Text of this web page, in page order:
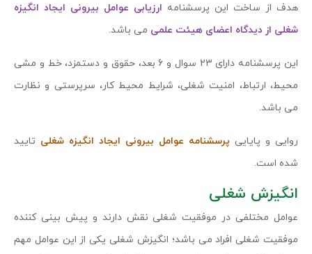
هدف از ساخت این پرسشنامه ارزیابی عوامل بیرونی ایجاد انگیزه
شغلی از دیدگاه اعضای هیئت علمی می باشد.
این پرسشنامه دارای 23 سوال و 6 بعد، حقوق و دستمزد، خط و مشی
محیط، ارتباط، امنیت شغلی، شرایط محیط کار، سرپرستی و نظارت
می باشد.
روایی و پایایی پرسشنامه عوامل بیرونی ایجاد انگیزه شغلی تایید
شده است.
انگیزش شغلی
عوامل مختلفی در موفقیت شغلی نقش دارند و پیش بینی کننده
موفقیت شغلی افراد می باشد؛ انگیزش شغلی یکی از این عوامل مهم